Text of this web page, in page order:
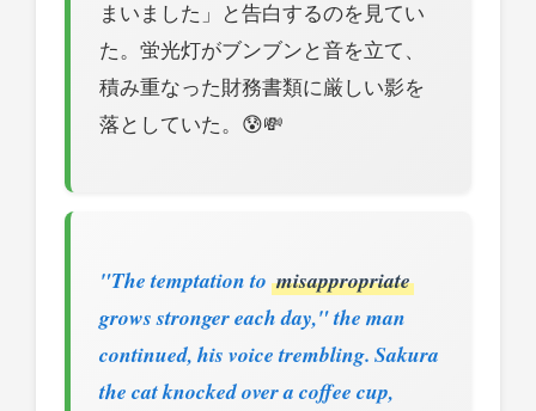
まいました」と告白するのを見てい
た。蛍光灯がブンブンと音を立て、
積み重なった財務書類に厳しい影を
落としていた。😰💸
"The temptation to misappropriate
grows stronger each day," the man
continued, his voice trembling. Sakura
the cat knocked over a coffee cup,